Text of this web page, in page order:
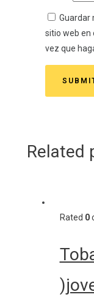
Guardar
sitio web en
vez que
Related
Rated 0